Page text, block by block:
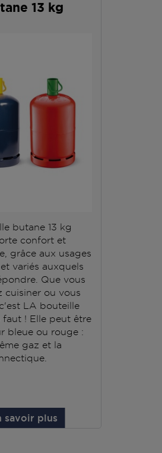
13 kg
butane 13 kg
confort et
grâce aux usages
variés auxquels
Que vous
cuisiner ou vous
LA bouteille
faut ! Elle peut être
bleue ou rouge :
gaz et la
savoir plus